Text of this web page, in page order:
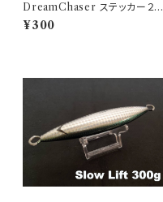
DreamChaser ステッカー２枚
セット
¥300